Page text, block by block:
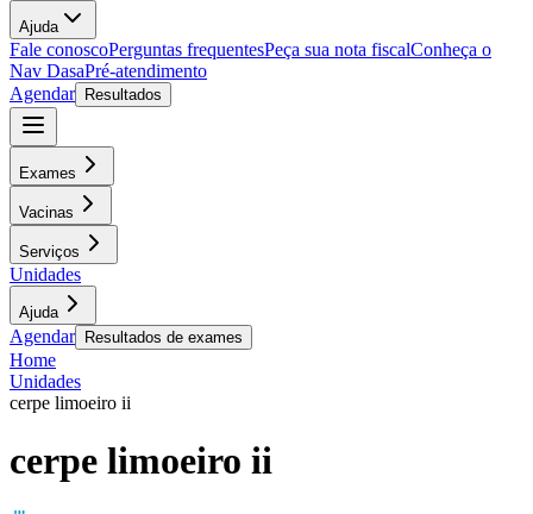
Ajuda
Fale conoscoPerguntas frequentesPeça sua nota fiscalConheça o
Nav DasaPré-atendimento
Agendar
Resultados
Exames
Vacinas
Serviços
Unidades
Ajuda
Agendar Resultados de exames
Home
Unidades
cerpe limoeiro ii
cerpe limoeiro ii